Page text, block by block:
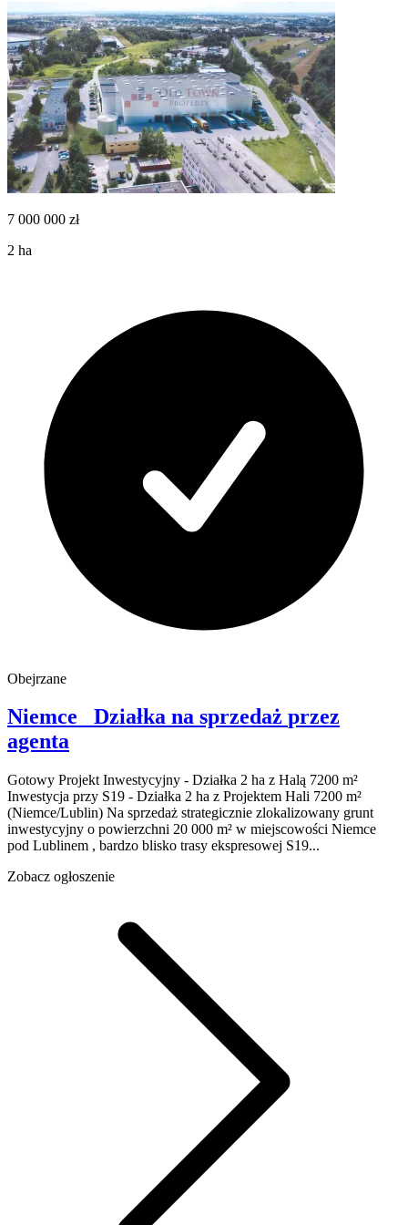
7 000 000 zł
2 ha
Obejrzane
Niemce Działka na sprzedaż przez
agenta
Gotowy Projekt Inwestycyjny - Działka 2 ha z Halą 7200 m²
Inwestycja przy S19 - Działka 2 ha z Projektem Hali 7200 m²
(Niemce/Lublin) Na sprzedaż strategicznie zlokalizowany grunt
inwestycyjny o powierzchni 20 000 m² w miejscowości Niemce
pod Lublinem , bardzo blisko trasy ekspresowej S19...
Zobacz ogłoszenie